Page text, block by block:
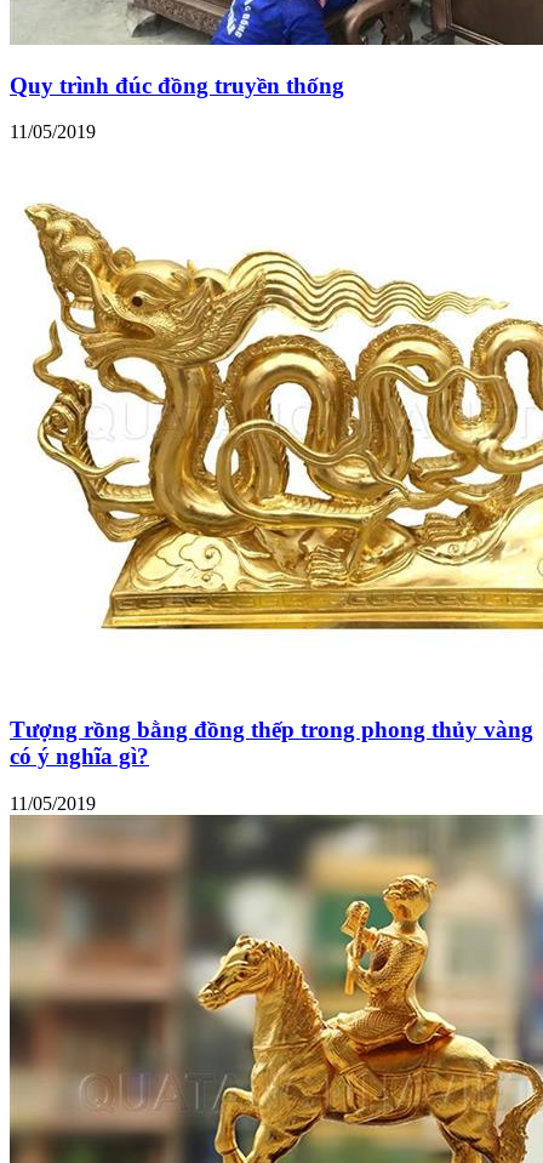
Quy trình đúc đồng truyền thống
11/05/2019
Tượng rồng bằng đồng thếp trong phong thủy vàng
có ý nghĩa gì?
11/05/2019